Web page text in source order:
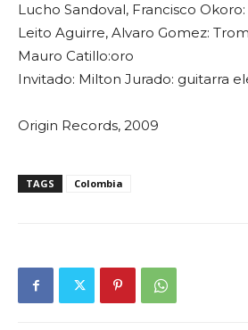
Lucho Sandoval, Francisco
Leito Aguirre, Alvaro Gomez:
Mauro Catillo:oro
Invitado: Milton Jurado: guitarra
Origin Records, 2009
TAGS Colombia